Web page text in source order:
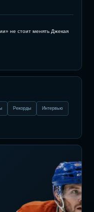
не стоит менять Джекая
Рекорды Интервью